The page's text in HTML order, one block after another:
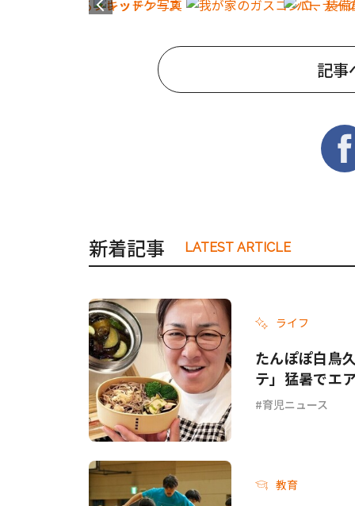
記事
新着記事 LATEST ARTICLE
ライフ
たんぽぽ白鳥
テ」猛暑でエ
てて…」
育児ニュース
教育